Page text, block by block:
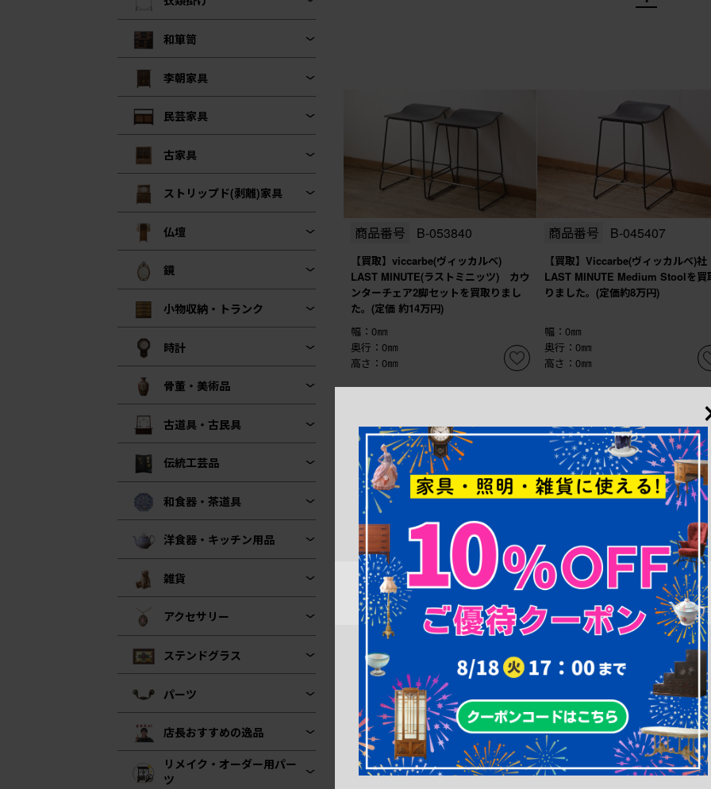
和箪笥
李朝家具
民芸家具
古家具
ストリップド(剥離)家具
仏壇
鏡
小物収納・トランク
時計
骨董・美術品
古道具・古民具
伝統工芸品
和食器・茶道具
洋食器・キッチン用品
雑貨
アクセサリー
ステンドグラス
パーツ
店長おすすめの逸品
リメイク・オーダー用パー
ツ
商品番号 B-053840
【買取】viccarbe(ヴィッカルベ)
LAST MINUTE(ラストミニッツ) カウ
ンターチェア2脚セットを買取りまし
た。(定価 約14万円)
幅：0㎜
奥行：0㎜
高さ：0㎜
商品番号 B-045407
【買取】Viccarbe(ヴィッカルベ)社
LAST MINUTE Medium Stoolを買
りました。(定価約8万円)
幅：0㎜
奥行：0㎜
高さ：0㎜
1